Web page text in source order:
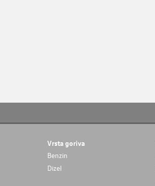
Vrsta goriva
Benzin
Dizel